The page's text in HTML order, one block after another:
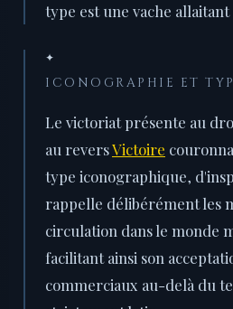
type est une vache allaitant
✦
ICONOGRAPHIE ET
Le victoriat présente au
au reversVictoire
type iconographique,
rappelle délibérément les
circulation dans le monde
facilitant ainsi son
commerciaux au-delà du